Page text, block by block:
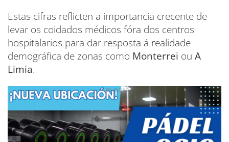
Estas cifras reflicten a importancia crecente de
levar os coidados médicos fóra dos centros
hospitalarios para dar resposta á realidade
demográfica de zonas como Monterrei ou A
Limia.